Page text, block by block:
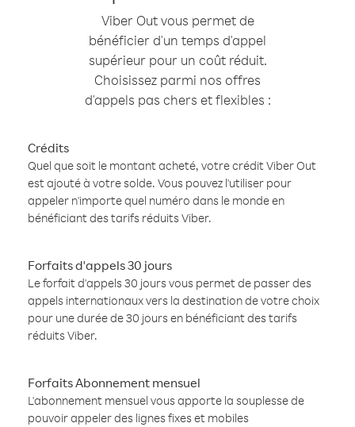
Viber Out vous permet de
bénéficier d'un temps d'appel
supérieur pour un coût réduit.
Choisissez parmi nos offres
d'appels pas chers et flexibles :
Crédits
Quel que soit le montant acheté, votre crédit Viber Out
est ajouté à votre solde. Vous pouvez l'utiliser pour
appeler n'importe quel numéro dans le monde en
bénéficiant des tarifs réduits Viber.
Forfaits d'appels 30 jours
Le forfait d'appels 30 jours vous permet de passer des
appels internationaux vers la destination de votre choix
pour une durée de 30 jours en bénéficiant des tarifs
réduits Viber.
Forfaits Abonnement mensuel
L'abonnement mensuel vous apporte la souplesse de
pouvoir appeler des lignes fixes et mobiles